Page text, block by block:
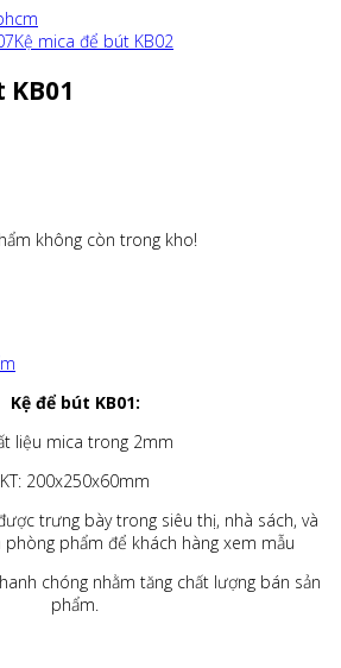
Kệ mica để bút KB02
không còn trong kho!
Kệ để bút KB01:
liệu mica trong 2mm
KT: 200x250x60mm
trưng bày trong siêu thị, nhà sách, và
phẩm để khách hàng xem mẫu
chóng nhằm tăng chất lượng bán sản
phẩm.